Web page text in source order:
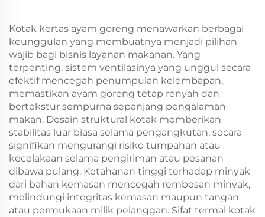
Kerajinan
Kotak kertas ayam goreng menawarkan berbagai
keunggulan yang membuatnya menjadi pilihan
wajib bagi bisnis layanan makanan. Yang
terpenting, sistem ventilasinya yang unggul secara
efektif mencegah penumpulan kelembapan,
memastikan ayam goreng tetap renyah dan
bertekstur sempurna sepanjang pengalaman
makan. Desain struktural kotak memberikan
stabilitas luar biasa selama pengangkutan, secara
signifikan mengurangi risiko tumpahan atau
kecelakaan selama pengiriman atau pesanan
dibawa pulang. Ketahanan tinggi terhadap minyak
dari bahan kemasan mencegah rembesan minyak,
melindungi integritas kemasan maupun tangan
atau permukaan milik pelanggan. Sifat termal kotak